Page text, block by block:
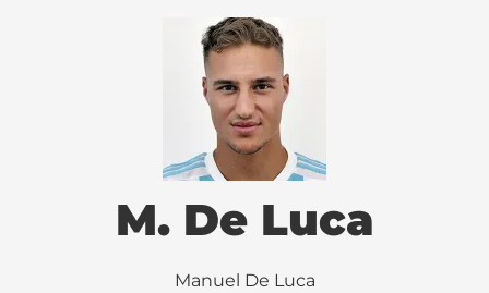
M. De Luca
Manuel De Luca